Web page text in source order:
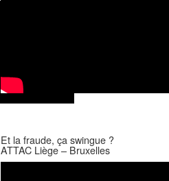
Et la fraude, ça swingue ?
ATTAC Liège – Bruxelles